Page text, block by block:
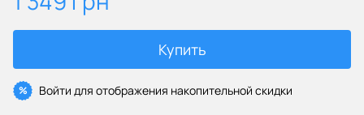
Купить
% Войти для отображения накопительной скидки